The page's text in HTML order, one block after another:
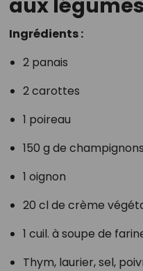
aux
Ingrédients :
2 panais
2 carottes
1 poireau
150 g de champignons
1 oignon
20 cl de crème
1 cuil. à soupe de
Thym, laurier, sel,